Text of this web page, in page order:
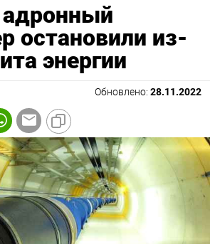
остановили из-
энергии
Обновлено: 28.11.2022